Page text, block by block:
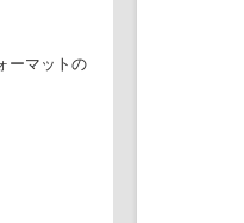
ーマットの